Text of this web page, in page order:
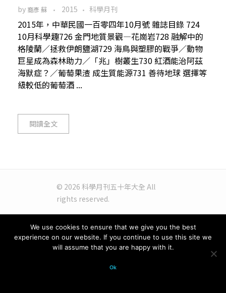
by 裔彥 蘇 2015 科學月刊
2015年，中華民國一百零四年10月號 雜誌目錄 724
10月科學趣726 金門地質景觀—花崗岩728 融解中的
格陵蘭／拯救伊朗鹽湖729 海鳥與塑膠的戰爭／動物
巨星成為森林助力／「兆」樹叢生730 紅酒能治阿茲
海默症？／葡萄果渣 成生質能源731 善待地球 選擇等
級較低的葡萄酒 ...
閱讀全文
© 2026 科學月刊五十年大全 All
rights reserved.
We use cookies to ensure that we give you the best
experience on our website. If you continue to use this site we
will assume that you are happy with it.
Ok